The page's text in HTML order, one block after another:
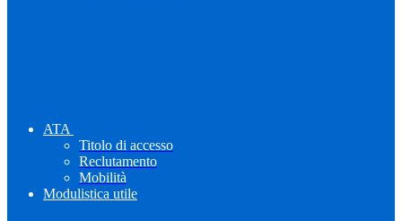
ATA
Titolo di accesso
Reclutamento
Mobilità
Modulistica utile